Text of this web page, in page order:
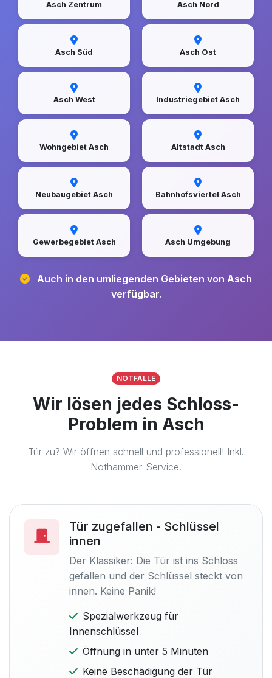
Asch Zentrum Asch Nord
Asch Süd Asch Ost
Asch West Industriegebiet Asch
Wohngebiet Asch Altstadt Asch
Neubaugebiet Asch Bahnhofsviertel Asch
Gewerbegebiet Asch Asch Umgebung
Auch in den umliegenden Gebieten von Asch
verfügbar.
NOTFÄLLE
Wir lösen jedes Schloss-
Problem in Asch
Tür zu? Wir öffnen schnell und professionell! Inkl.
Nothammer-Service.
Tür zugefallen - Schlüssel
innen
Der Klassiker: Die Tür ist ins Schloss
gefallen und der Schlüssel steckt von
innen. Keine Panik!
Spezialwerkzeug für
Innenschlüssel
Öffnung in unter 5 Minuten
Keine Beschädigung der Tür